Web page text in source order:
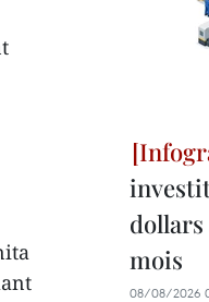
dollars
mois
08/08/2026